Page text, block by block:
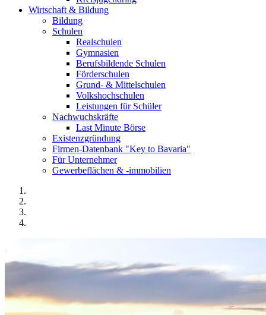
Wirtschaft & Bildung
Bildung
Schulen
Realschulen
Gymnasien
Berufsbildende Schulen
Förderschulen
Grund- & Mittelschulen
Volkshochschulen
Leistungen für Schüler
Nachwuchskräfte
Last Minute Börse
Existenzgründung
Firmen-Datenbank "Key to Bavaria"
Für Unternehmer
Gewerbeflächen & -immobilien